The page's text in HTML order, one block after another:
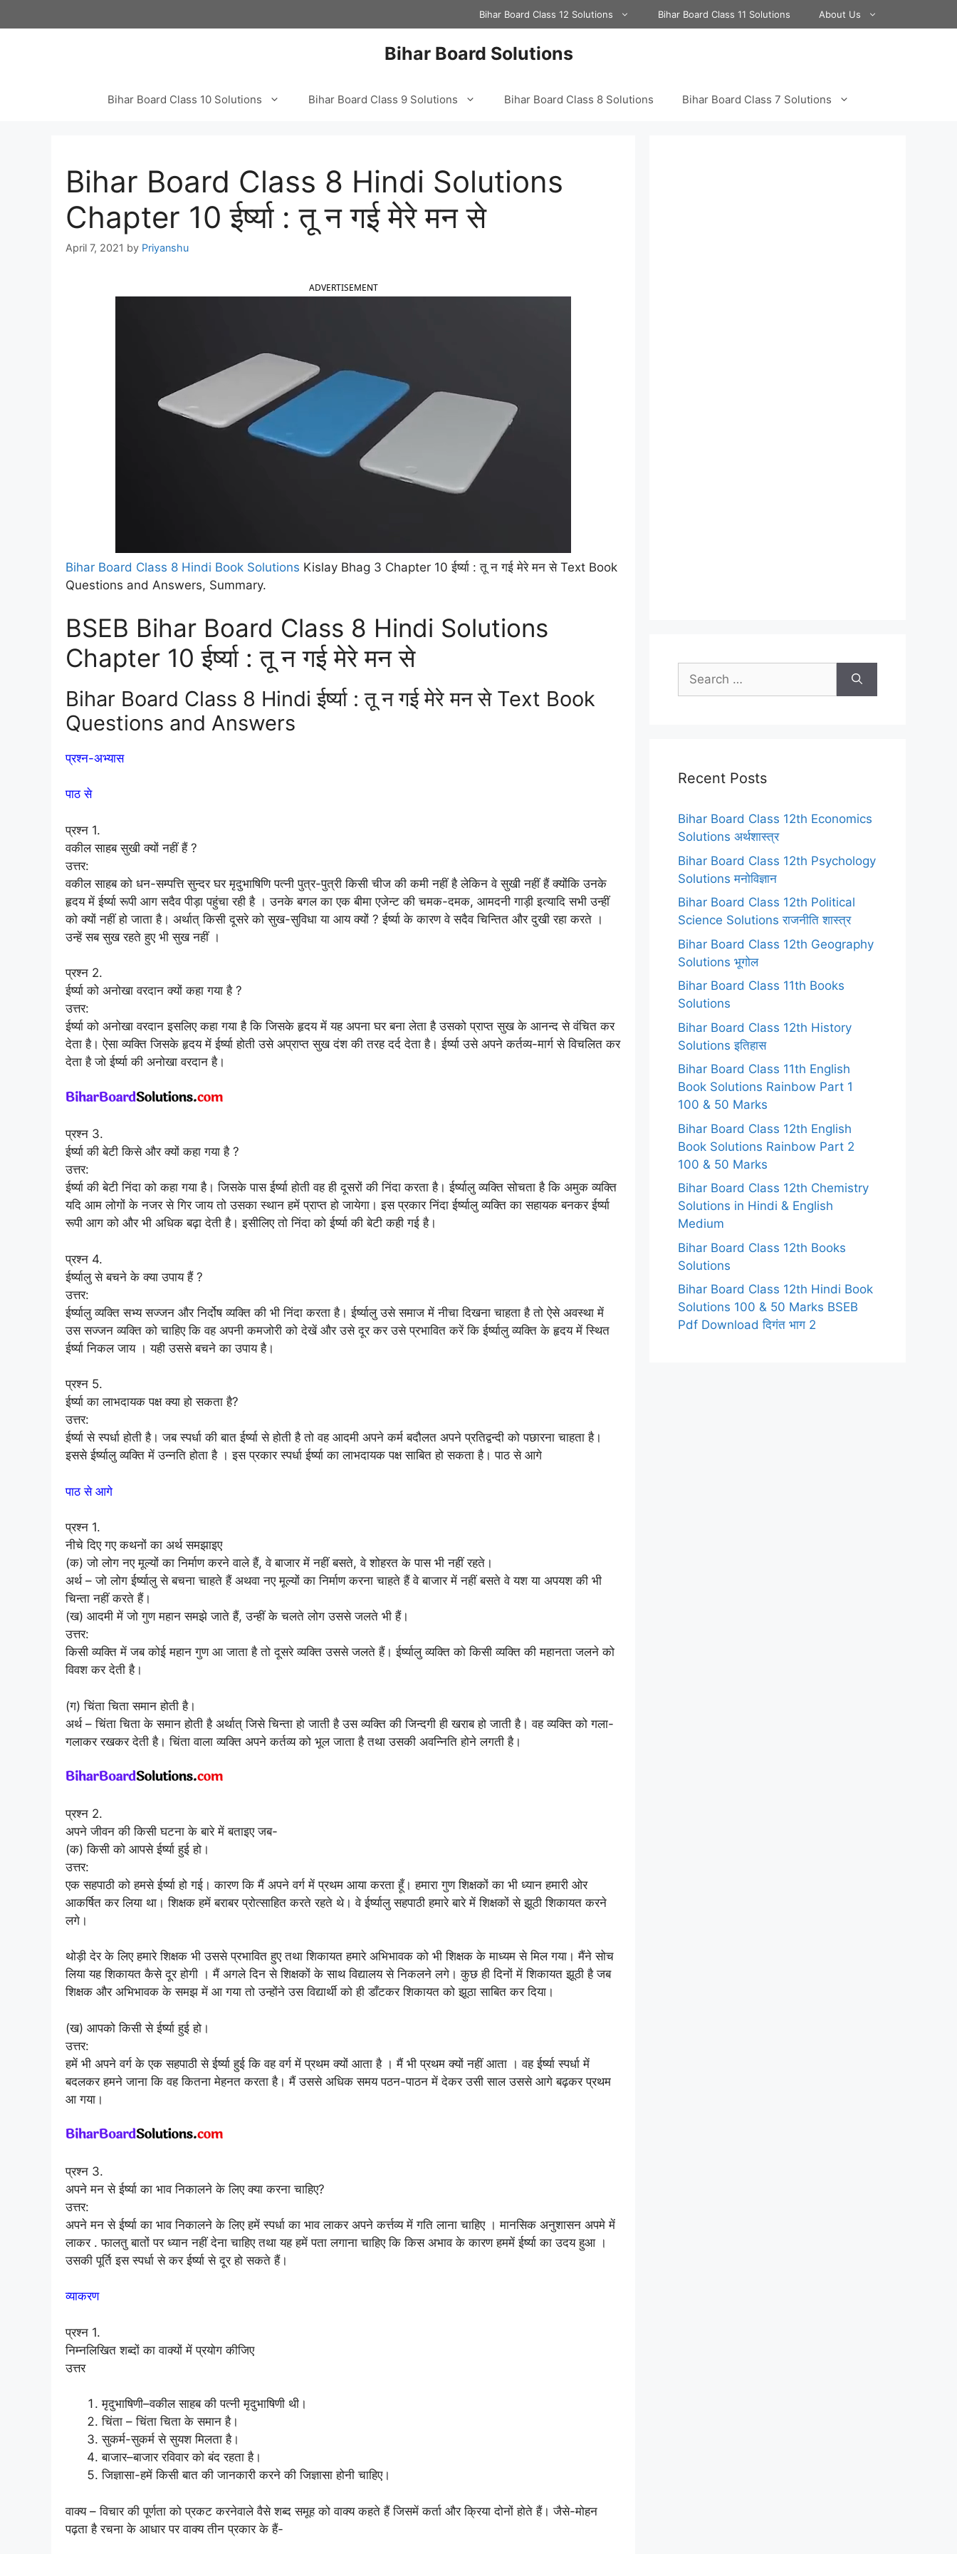
to
Bihar Board Class 12 Solutions Bihar Board Class 11 Solutions About Us
Bihar Board Solutions
Bihar Board Class 10 Solutions Bihar Board Class 9 Solutions Bihar Board Class 8 Solutions Bihar Board Class 7 Solutions
Bihar Board Class 8 Hindi Solutions
Chapter 10 ईर्ष्या : तू न गई मेरे मन से
April 7, 2021 by Priyanshu
ADVERTISEMENT
Bihar Board Class 8 Hindi Book Solutions Kislay Bhag 3 Chapter 10 ईर्ष्या : तू न गई मेरे मन से Text Book
Questions and Answers, Summary.
BSEB Bihar Board Class 8 Hindi Solutions
Chapter 10 ईर्ष्या : तू न गई मेरे मन से
Bihar Board Class 8 Hindi ईर्ष्या : तू न गई मेरे मन से Text Book
Questions and Answers
प्रश्न-अभ्यास
पाठ से
प्रश्न 1.
वकील साहब सुखी क्यों नहीं हैं ?
उत्तर:
वकील साहब को धन-सम्पत्ति सुन्दर घर मृदुभाषिणि पत्नी पुत्र-पुत्री किसी चीज की कमी नहीं है लेकिन वे सुखी नहीं हैं क्योंकि उनके
हृदय में ईर्ष्या रूपी आग सदैव पीड़ा पहुंचा रही है । उनके बगल का एक बीमा एजेन्ट की चमक-दमक, आमदनी गाड़ी इत्यादि सभी उन्हीं
को क्यों नहीं हो जाता है। अर्थात् किसी दूसरे को सुख-सुविधा या आय क्यों ? ईर्ष्या के कारण वे सदैव चिन्तित और दुखी रहा करते ।
उन्हें सब सुख रहते हुए भी सुख नहीं ।
प्रश्न 2.
ईर्ष्या को अनोखा वरदान क्यों कहा गया है ?
उत्तर:
ईर्ष्या को अनोखा वरदान इसलिए कहा गया है कि जिसके हृदय में यह अपना घर बना लेता है उसको प्राप्त सुख के आनन्द से वंचित कर
देता है। ऐसा व्यक्ति जिसके हृदय में ईर्ष्या होती उसे अप्राप्त सुख दंश की तरह दर्द देता है। ईर्ष्या उसे अपने कर्तव्य-मार्ग से विचलित कर
देता है जो ईर्ष्या की अनोखा वरदान है।
प्रश्न 3.
ईर्ष्या की बेटी किसे और क्यों कहा गया है ?
उत्तर:
ईर्ष्या की बेटी निंदा को कहा गया है। जिसके पास ईर्ष्या होती वह ही दूसरों की निंदा करता है। ईर्ष्यालु व्यक्ति सोचता है कि अमुक व्यक्ति
यदि आम लोगों के नजर से गिर जाय तो उसका स्थान हमें प्राप्त हो जायेगा। इस प्रकार निंदा ईर्ष्यालु व्यक्ति का सहायक बनकर ईर्ष्या
रूपी आग को और भी अधिक बढ़ा देती है। इसीलिए तो निंदा को ईर्ष्या की बेटी कही गई है।
प्रश्न 4.
ईर्ष्यालु से बचने के क्या उपाय हैं ?
उत्तर:
ईर्ष्यालु व्यक्ति सभ्य सज्जन और निर्दोष व्यक्ति की भी निंदा करता है। ईर्ष्यालु उसे समाज में नीचा दिखना चाहता है तो ऐसे अवस्था में
उस सज्जन व्यक्ति को चाहिए कि वह अपनी कमजोरी को देखें और उसे दूर कर उसे प्रभावित करें कि ईर्ष्यालु व्यक्ति के हृदय में स्थित
ईर्ष्या निकल जाय । यही उससे बचने का उपाय है।
प्रश्न 5.
ईर्ष्या का लाभदायक पक्ष क्या हो सकता है?
उत्तर:
ईर्ष्या से स्पर्धा होती है। जब स्पर्धा की बात ईर्ष्या से होती है तो वह आदमी अपने कर्म बदौलत अपने प्रतिद्वन्दी को पछारना चाहता है।
इससे ईर्ष्यालु व्यक्ति में उन्नति होता है । इस प्रकार स्पर्धा ईर्ष्या का लाभदायक पक्ष साबित हो सकता है। पाठ से आगे
पाठ से आगे
प्रश्न 1.
नीचे दिए गए कथनों का अर्थ समझाइए
(क) जो लोग नए मूल्यों का निर्माण करने वाले हैं, वे बाजार में नहीं बसते, वे शोहरत के पास भी नहीं रहते।
अर्थ – जो लोग ईर्ष्यालु से बचना चाहते हैं अथवा नए मूल्यों का निर्माण करना चाहते हैं वे बाजार में नहीं बसते वे यश या अपयश की भी
चिन्ता नहीं करते हैं।
(ख) आदमी में जो गुण महान समझे जाते हैं, उन्हीं के चलते लोग उससे जलते भी हैं।
उत्तर:
किसी व्यक्ति में जब कोई महान गुण आ जाता है तो दूसरे व्यक्ति उससे जलते हैं। ईर्ष्यालु व्यक्ति को किसी व्यक्ति की महानता जलने को
विवश कर देती है।
(ग) चिंता चिता समान होती है।
अर्थ – चिंता चिता के समान होती है अर्थात् जिसे चिन्ता हो जाती है उस व्यक्ति की जिन्दगी ही खराब हो जाती है। वह व्यक्ति को गला-
गलाकर रखकर देती है। चिंता वाला व्यक्ति अपने कर्तव्य को भूल जाता है तथा उसकी अवन्निति होने लगती है।
प्रश्न 2.
अपने जीवन की किसी घटना के बारे में बताइए जब-
(क) किसी को आपसे ईर्ष्या हुई हो।
उत्तर:
एक सहपाठी को हमसे ईर्ष्या हो गई। कारण कि मैं अपने वर्ग में प्रथम आया करता हूँ। हमारा गुण शिक्षकों का भी ध्यान हमारी ओर
आकर्षित कर लिया था। शिक्षक हमें बराबर प्रोत्साहित करते रहते थे। वे ईर्ष्यालु सहपाठी हमारे बारे में शिक्षकों से झूठी शिकायत करने
लगे।
थोड़ी देर के लिए हमारे शिक्षक भी उससे प्रभावित हुए तथा शिकायत हमारे अभिभावक को भी शिक्षक के माध्यम से मिल गया। मैंने सोच
लिया यह शिकायत कैसे दूर होगी । मैं अगले दिन से शिक्षकों के साथ विद्यालय से निकलने लगे। कुछ ही दिनों में शिकायत झूठी है जब
शिक्षक और अभिभावक के समझ में आ गया तो उन्होंने उस विद्यार्थी को ही डाँटकर शिकायत को झूठा साबित कर दिया।
(ख) आपको किसी से ईर्ष्या हुई हो।
उत्तर:
हमें भी अपने वर्ग के एक सहपाठी से ईर्ष्या हुई कि वह वर्ग में प्रथम क्यों आता है । मैं भी प्रथम क्यों नहीं आता । वह ईर्ष्या स्पर्धा में
बदलकर हमने जाना कि वह कितना मेहनत करता है। मैं उससे अधिक समय पठन-पाठन में देकर उसी साल उससे आगे बढ़कर प्रथम
आ गया।
प्रश्न 3.
अपने मन से ईर्ष्या का भाव निकालने के लिए क्या करना चाहिए?
उत्तर:
अपने मन से ईर्ष्या का भाव निकालने के लिए हमें स्पर्धा का भाव लाकर अपने कर्त्तव्य में गति लाना चाहिए । मानसिक अनुशासन अपमे में
लाकर . फालतु बातों पर ध्यान नहीं देना चाहिए तथा यह हमें पता लगाना चाहिए कि किस अभाव के कारण हममें ईर्ष्या का उदय हुआ ।
उसकी पूर्ति इस स्पर्धा से कर ईर्ष्या से दूर हो सकते हैं।
व्याकरण
प्रश्न 1.
निम्नलिखित शब्दों का वाक्यों में प्रयोग कीजिए
उत्तर
मृदुभाषिणी–वकील साहब की पत्नी मृदुभाषिणी थी।
चिंता – चिंता चिता के समान है।
सुकर्म-सुकर्म से सुयश मिलता है।
बाजार–बाजार रविवार को बंद रहता है।
जिज्ञासा-हमें किसी बात की जानकारी करने की जिज्ञासा होनी चाहिए।
वाक्य – विचार की पूर्णता को प्रकट करनेवाले वैसे शब्द समूह को वाक्य कहते हैं जिसमें कर्ता और क्रिया दोनों होते हैं। जैसे-मोहन
पढ़ता है रचना के आधार पर वाक्य तीन प्रकार के हैं-
Search
for:
Recent Posts
Bihar Board Class 12th Economics
Solutions अर्थशास्त्र
Bihar Board Class 12th Psychology
Solutions मनोविज्ञान
Bihar Board Class 12th Political
Science Solutions राजनीति शास्त्र
Bihar Board Class 12th Geography
Solutions भूगोल
Bihar Board Class 11th Books
Solutions
Bihar Board Class 12th History
Solutions इतिहास
Bihar Board Class 11th English
Book Solutions Rainbow Part 1
100 & 50 Marks
Bihar Board Class 12th English
Book Solutions Rainbow Part 2
100 & 50 Marks
Bihar Board Class 12th Chemistry
Solutions in Hindi & English
Medium
Bihar Board Class 12th Books
Solutions
Bihar Board Class 12th Hindi Book
Solutions 100 & 50 Marks BSEB
Pdf Download दिगंत भाग 2